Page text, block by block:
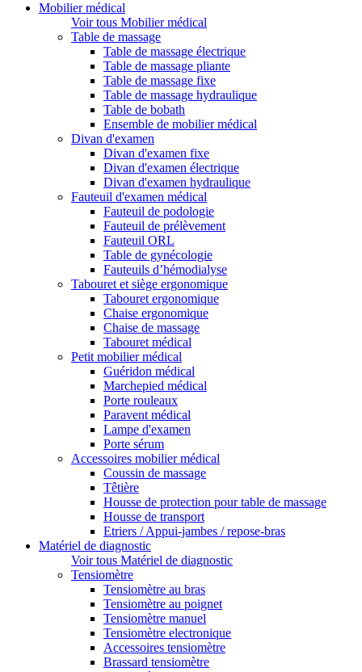
Mobilier médical
Voir tous Mobilier médical
Table de massage
Table de massage électrique
Table de massage pliante
Table de massage fixe
Table de massage hydraulique
Table de bobath
Ensemble de mobilier médical
Divan d'examen
Divan d'examen fixe
Divan d'examen électrique
Divan d'examen hydraulique
Fauteuil d'examen médical
Fauteuil de podologie
Fauteuil de prélèvement
Fauteuil ORL
Table de gynécologie
Fauteuils d’hémodialyse
Tabouret et siège ergonomique
Tabouret ergonomique
Chaise ergonomique
Chaise de massage
Tabouret médical
Petit mobilier médical
Guéridon médical
Marchepied médical
Porte rouleaux
Paravent médical
Lampe d'examen
Porte sérum
Accessoires mobilier médical
Coussin de massage
Têtière
Housse de protection pour table de massage
Housse de transport
Etriers / Appui-jambes / repose-bras
Matériel de diagnostic
Voir tous Matériel de diagnostic
Tensiomètre
Tensiomètre au bras
Tensiomètre au poignet
Tensiomètre manuel
Tensiomètre electronique
Accessoires tensiomètre
Brassard tensiomètre